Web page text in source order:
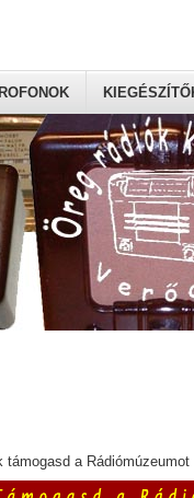
támogasd a